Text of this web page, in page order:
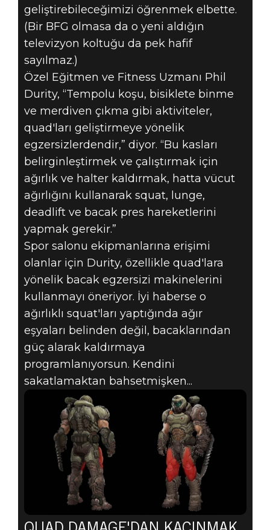
geliştirebileceğimizi öğrenmek elbette.
(Bir BFG olmasa da o yeni aldığın
televizyon koltuğu da pek hafif
sayılmaz.)
Özel Eğitmen ve Fitness Uzmanı Phil
Durity, “Tempolu koşu, bisiklete binme
ve merdiven çıkma gibi aktiviteler,
quad'ları geliştirmeye yönelik
egzersizlerdendir,” diyor. “Bu kasları
belirginleştirmek ve çalıştırmak için
ağırlık ve halter kaldırmak, hatta vücut
ağırlığını kullanarak squat, lunge,
deadlift ve bacak pres hareketlerini
yapmak gerekir.”
Spor salonu ekipmanlarına erişimi
olanlar için Durity, özellikle quad'lara
yönelik bacak egzersizi makinelerini
kullanmayı öneriyor. İyi haberse o
ağırlıklı squat'ları yaptığında ağır
eşyaları belinden değil, bacaklarından
güç alarak kaldırmaya
programlanıyorsun. Kendini
sakatlamaktan bahsetmişken...